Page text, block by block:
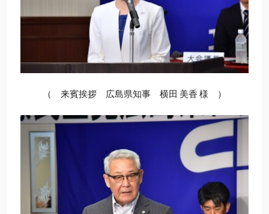
（ 来賓挨拶 広島県知事 横田 美香 様 ）